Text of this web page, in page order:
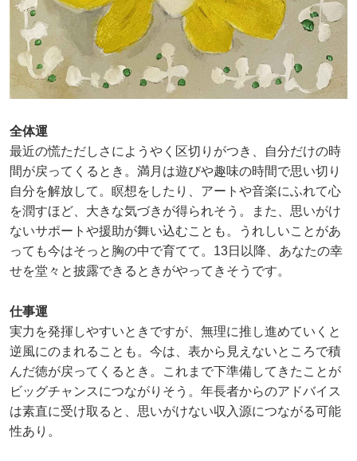
全体運
最近の慌ただしさにようやく区切りがつき、自分だけの時
間が戻ってくるとき。満月は遊びや趣味の時間で思い切り
自分を解放して。瞑想をしたり、アートや音楽にふれて心
を潤すほど、大きな気づきが得られそう。また、思いがけ
ないサポートや援助が舞い込むことも。うれしいことがあ
っても今はそっと胸の中で育てて。13日以降、あなたの幸
せを堂々と披露できるときがやってきそうです。
仕事運
実力を発揮しやすいときですが、無理に推し進めていくと
逆風にのまれることも。今は、表から見えないところで積
んだ徳が戻ってくるとき。これまで下準備してきたことが
ビッグチャンスにつながりそう。年長者からのアドバイス
は素直に受け取ると、思いがけない収入源につながる可能
性あり。